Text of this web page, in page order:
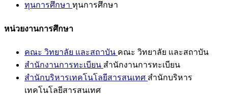
ทุนการศึกษา ทุนการศึกษา
หน่วยงานการศึกษา
คณะ วิทยาลัย และสถาบัน คณะ วิทยาลัย และสถาบัน
สำนักงานการทะเบียน สำนักงานการทะเบียน
สำนักบริหารเทคโนโลยีสารสนเทศ สำนักบริหาร
เทคโนโลยีสารสนเทศ